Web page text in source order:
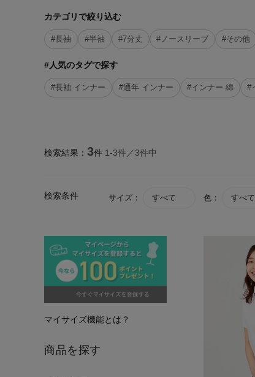
カテゴリで絞り込む
#長袖 #半袖 #7分丈 #ノースリーブ #その他
#人気のタグで探す
#長袖 インナー #通年 インナー #インナー 綿 #
検索結果： 3件 1-3件／3件中
検索条件 サイズ： すべて 色： すべて
マイサイズ機能とは？
商品を探す